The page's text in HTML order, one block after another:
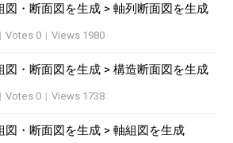
図・断面図を生成 > 軸列断面図を生成
| Votes 0 | Views 1980
図・断面図を生成 > 構造断面図を生成
| Votes 0 | Views 1738
図・断面図を生成 > 軸組図を生成